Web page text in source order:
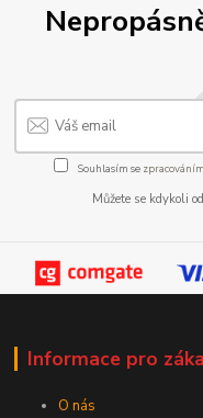
Souhlasím se
Můžete se kdykoli
Informace pro
O nás